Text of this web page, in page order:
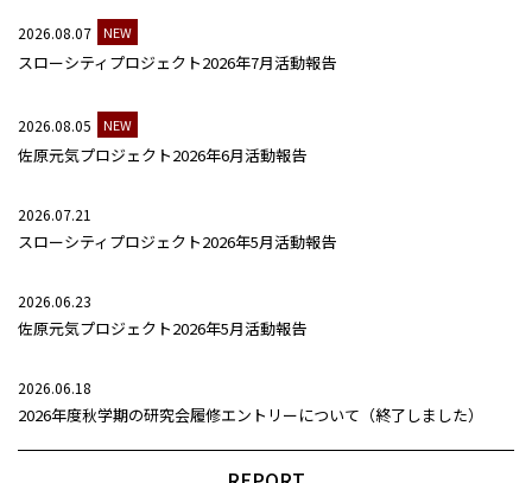
2026.08.07 NEW
スローシティプロジェクト2026年7月活動報告
2026.08.05 NEW
佐原元気プロジェクト2026年6月活動報告
2026.07.21
スローシティプロジェクト2026年5月活動報告
2026.06.23
佐原元気プロジェクト2026年5月活動報告
2026.06.18
2026年度秋学期の研究会履修エントリーについて（終了しました）